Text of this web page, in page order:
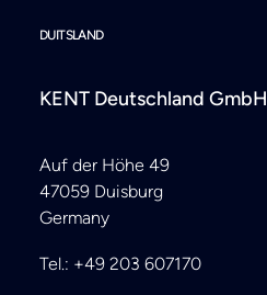
DUITSLAND
KENT Deutschland GmbH
Auf der Höhe 49
47059 Duisburg
Germany
Tel.: +49 203 607170